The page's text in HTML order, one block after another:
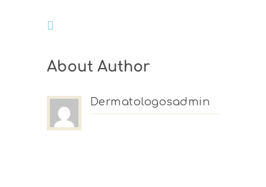
About Author
Dermatologosadmin